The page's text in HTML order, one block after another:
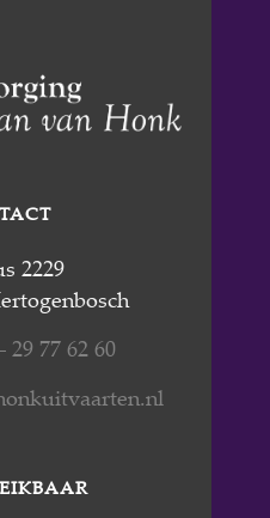
2229
29 77 62 60